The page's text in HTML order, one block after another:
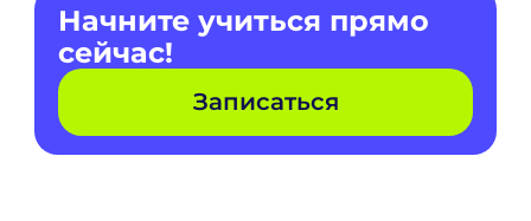
Начните учиться прямо
сейчас!
Записаться